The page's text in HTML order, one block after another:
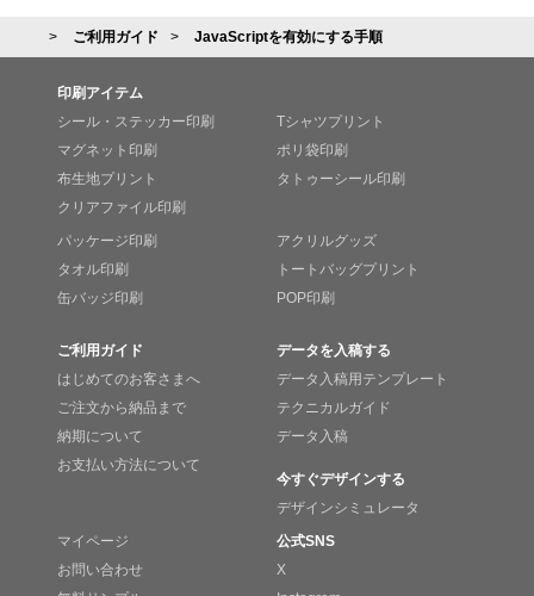
ご利用ガイド JavaScriptを有効にする手順
印刷アイテム
シール・ステッカー印刷
マグネット印刷
布生地プリント
クリアファイル印刷
Tシャツプリント
ポリ袋印刷
タトゥーシール印刷
パッケージ印刷
タオル印刷
缶バッジ印刷
アクリルグッズ
トートバッグプリント
POP印刷
ご利用ガイド
はじめてのお客さまへ
ご注文から納品まで
納期について
お支払い方法について
データを入稿する
データ入稿用テンプレート
テクニカルガイド
データ入稿
今すぐデザインする
デザインシミュレータ
マイページ
お問い合わせ
公式SNS
X